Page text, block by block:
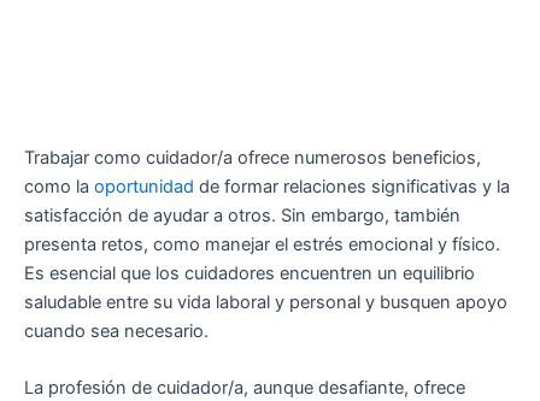
Trabajar como cuidador/a ofrece numerosos beneficios,
como la oportunidad de formar relaciones significativas y la
satisfacción de ayudar a otros. Sin embargo, también
presenta retos, como manejar el estrés emocional y físico.
Es esencial que los cuidadores encuentren un equilibrio
saludable entre su vida laboral y personal y busquen apoyo
cuando sea necesario.
La profesión de cuidador/a, aunque desafiante, ofrece